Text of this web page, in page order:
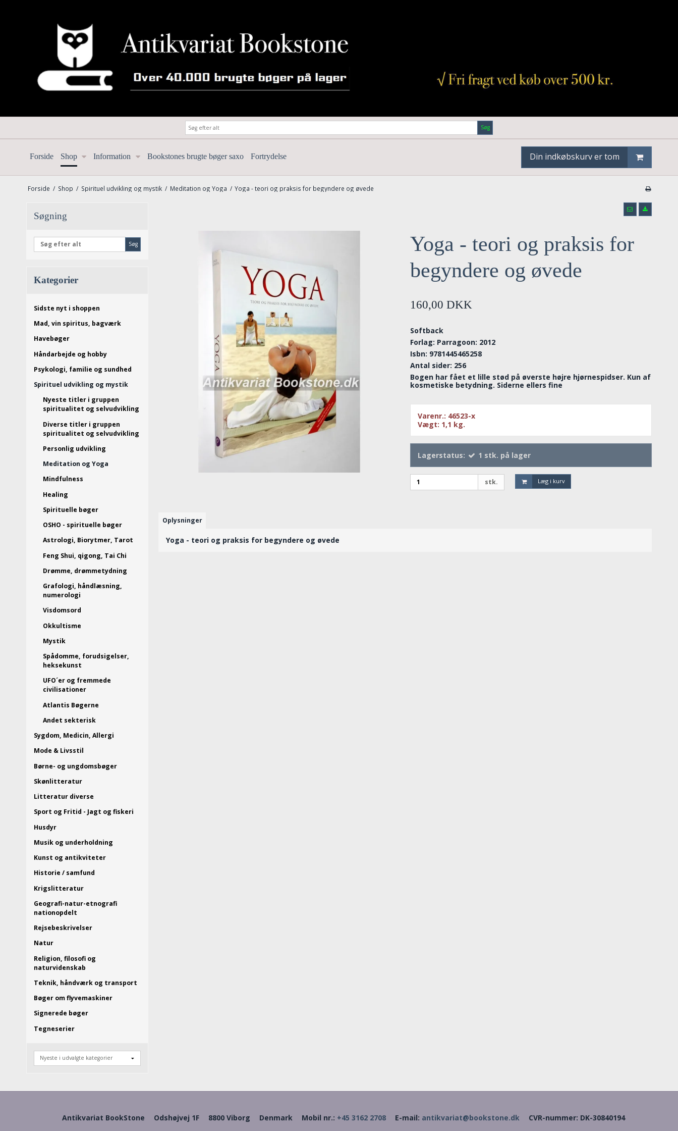
Søg
Forside Shop Information Bookstones brugte bøger saxo Fortrydelse Din indkøbskurv er tom
Forside / Shop / Spirituel udvikling og mystik / Meditation og Yoga / Yoga - teori og praksis for begyndere og øvede
Søgning
Søg
Kategorier
Sidste nyt i shoppen
Mad, vin spiritus, bagværk
Havebøger
Håndarbejde og hobby
Psykologi, familie og sundhed
Spirituel udvikling og mystik
Nyeste titler i gruppen
spiritualitet og selvudvikling
Diverse titler i gruppen
spiritualitet og selvudvikling
Personlig udvikling
Meditation og Yoga
Mindfulness
Healing
Spirituelle bøger
OSHO - spirituelle bøger
Astrologi, Biorytmer, Tarot
Feng Shui, qigong, Tai Chi
Drømme, drømmetydning
Grafologi, håndlæsning,
numerologi
Visdomsord
Okkultisme
Mystik
Spådomme, forudsigelser,
heksekunst
UFO´er og fremmede
civilisationer
Atlantis Bøgerne
Andet sekterisk
Sygdom, Medicin, Allergi
Mode & Livsstil
Børne- og ungdomsbøger
Skønlitteratur
Litteratur diverse
Sport og Fritid - Jagt og fiskeri
Husdyr
Musik og underholdning
Kunst og antikviteter
Historie / samfund
Krigslitteratur
Geografi-natur-etnografi
nationopdelt
Rejsebeskrivelser
Natur
Religion, filosofi og
naturvidenskab
Teknik, håndværk og transport
Bøger om flyvemaskiner
Signerede bøger
Tegneserier
Yoga - teori og praksis for
begyndere og øvede
160,00 DKK
Softback
Forlag: Parragoon: 2012
Isbn: 9781445465258
Antal sider: 256
Bogen har fået et lille stød på øverste højre hjørnespidser. Kun af
kosmetiske betydning. Siderne ellers fine
Varenr.: 46523-x
Vægt: 1,1 kg.
Lagerstatus: 1 stk. på lager
stk. Læg i kurv
Oplysninger
Yoga - teori og praksis for begyndere og øvede
Antikvariat BookStone Odshøjvej 1F 8800 Viborg Denmark Mobil nr.: +45 3162 2708 E-mail: antikvariat@bookstone.dk CVR-nummer: DK-30840194